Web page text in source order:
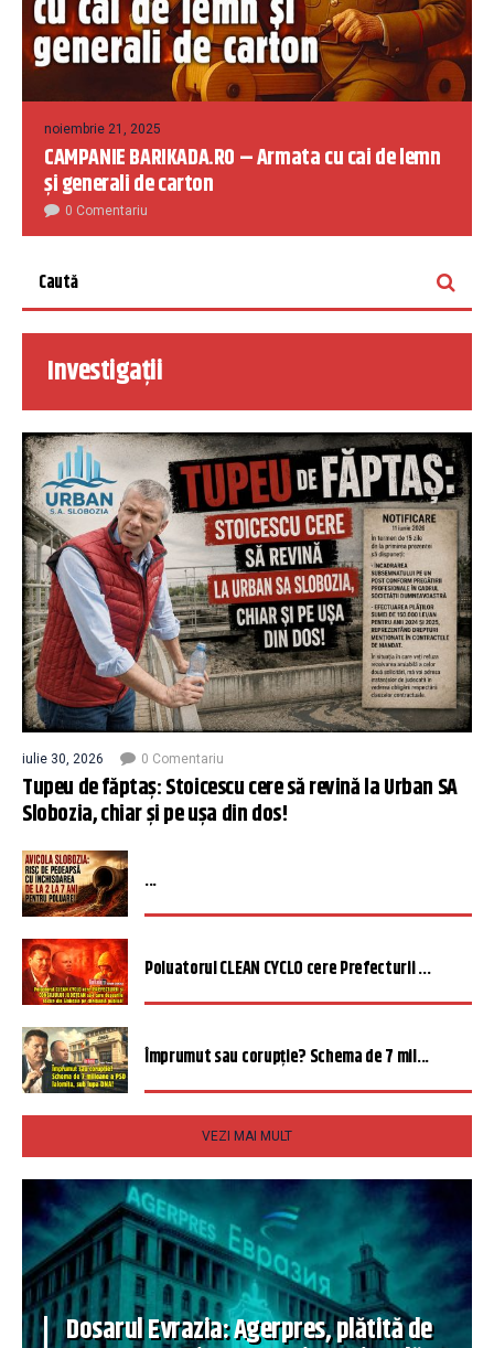
noiembrie 21, 2025
CAMPANIE BARIKADA.RO – Armata cu cai de lemn
și generali de carton
0 Comentariu
Investigații
iulie 30, 2026 0 Comentariu
Tupeu de făptaș: Stoicescu cere să revină la Urban SA
Slobozia, chiar și pe ușa din dos!
...
Poluatorul CLEAN CYCLO cere Prefecturii ...
Împrumut sau corupție? Schema de 7 mil...
VEZI MAI MULT
Dosarul Evrazia: Agerpres, plătită de